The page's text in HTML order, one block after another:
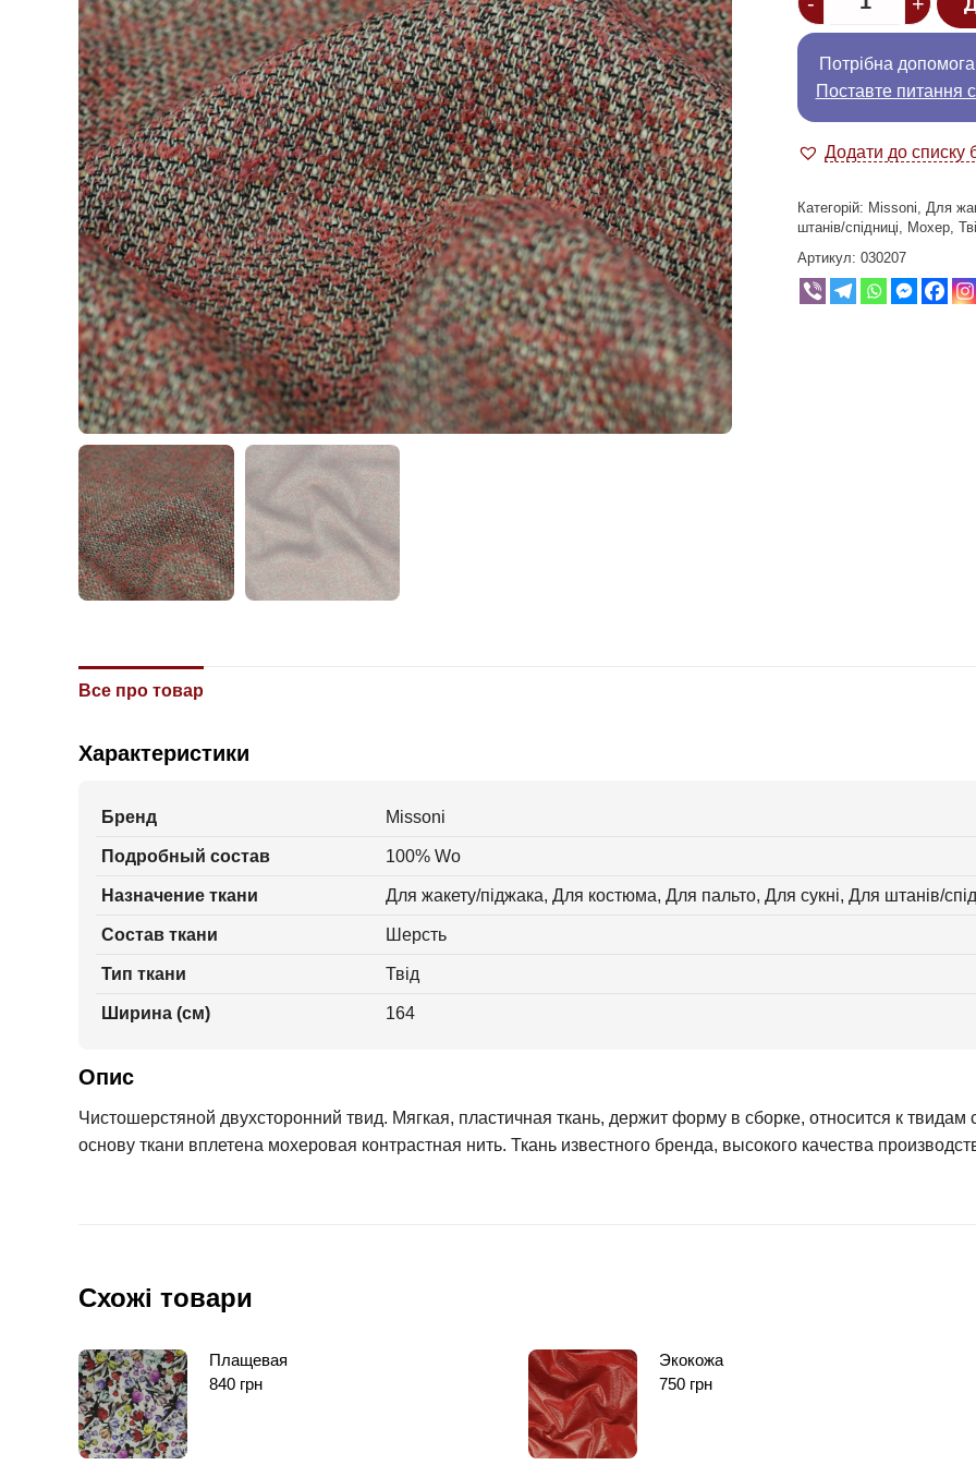
Потрібна
Поставте питання
Додати до списку
Категорій: Missoni, Для
штанів/спідниці, Мохер,
Артикул: 030207
Все про товар
Характеристики
Бренд Missoni
Подробный состав 100% Wo
Назначение ткани Для жакету/піджака, Для костюма, Для пальто, Для сукні, Для штанів/
Состав ткани Шерсть
Тип ткани Твід
Ширина (см) 164
Опис
Чистошерстяной двухсторонний твид. Мягкая, пластичная ткань, держит форму в сборке, относится к
основу ткани вплетена мохеровая контрастная нить. Ткань известного бренда, высокого качества
Схожі товари
Плащевая
840 грн
Экокожа
750 грн